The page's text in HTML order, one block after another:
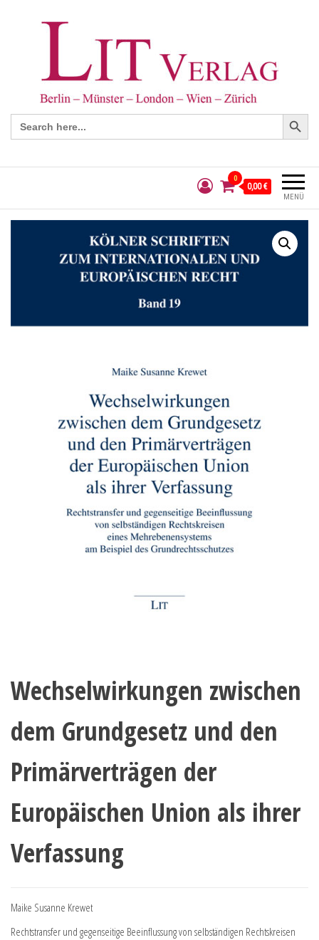
Search
for:
Search Button
MENÜ
0
0,00 €
Wechselwirkungen zwischen
dem Grundgesetz und den
Primärverträgen der
Europäischen Union als ihrer
Verfassung
Maike Susanne Krewet
Rechtstransfer und gegenseitige Beeinflussung von selbständigen Rechtskreisen